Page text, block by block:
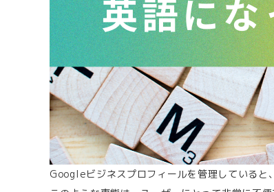
Googleビジネスプロフィールを管理していると